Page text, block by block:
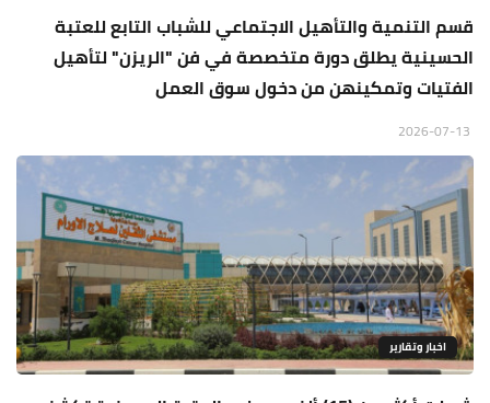
قسم التنمية والتأهيل الاجتماعي للشباب التابع للعتبة
الحسينية يطلق دورة متخصصة في فن "الريزن" لتأهيل
الفتيات وتمكينهن من دخول سوق العمل
اخبار وتقارير